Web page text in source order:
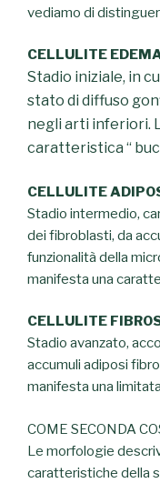
vediamo di
CELLULITE
Stadio iniziale, in
stato di diffuso
negli arti inferiori.
caratteristica “
CELLULITE
Stadio intermedio,
dei fibroblasti, da
funzionalità della
manifesta una
CELLULITE
Stadio avanzato,
accumuli adiposi
manifesta una
COME SECONDA
Le morfologie
caratteristiche della